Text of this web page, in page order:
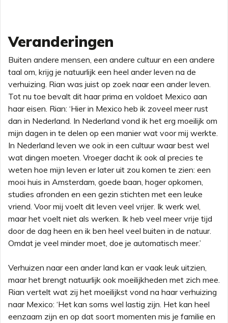
Veranderingen
Buiten andere mensen, een andere cultuur en een andere
taal om, krijg je natuurlijk een heel ander leven na de
verhuizing. Rian was juist op zoek naar een ander leven.
Tot nu toe bevalt dit haar prima en voldoet Mexico aan
haar eisen. Rian: ‘Hier in Mexico heb ik zoveel meer rust
dan in Nederland. In Nederland vond ik het erg moeilijk om
mijn dagen in te delen op een manier wat voor mij werkte.
In Nederland leven we ook in een cultuur waar best wel
wat dingen moeten. Vroeger dacht ik ook al precies te
weten hoe mijn leven er later uit zou komen te zien: een
mooi huis in Amsterdam, goede baan, hoger opkomen,
studies afronden en een gezin stichten met een leuke
vriend. Voor mij voelt dit leven veel vrijer. Ik werk wel,
maar het voelt niet als werken. Ik heb veel meer vrije tijd
door de dag heen en ik ben heel veel buiten in de natuur.
Omdat je veel minder moet, doe je automatisch meer.’
Verhuizen naar een ander land kan er vaak leuk uitzien,
maar het brengt natuurlijk ook moeilijkheden met zich mee.
Rian vertelt wat zij het moeilijkst vond na haar verhuizing
naar Mexico: ‘Het kan soms wel lastig zijn. Het kan heel
eenzaam zijn en op dat soort momenten mis je familie en